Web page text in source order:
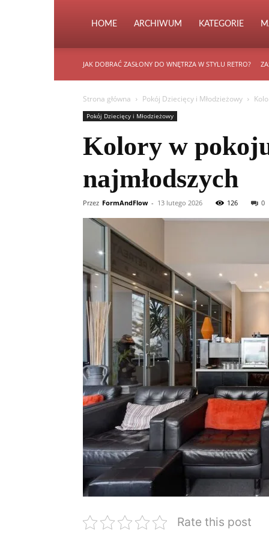
HOME ARCHIWUM KATEGORIE
JAK DOBRAĆ ZASŁONY DO WNĘTRZA W STYLU RETRO?
Strona główna Pokój Dziecięcy i Młodzieżowy
Pokój Dziecięcy i Młodzieżowy
Kolory w
najmłodszych
Przez FormAndFlow - 13 lutego 2026 126 0
Rate this post